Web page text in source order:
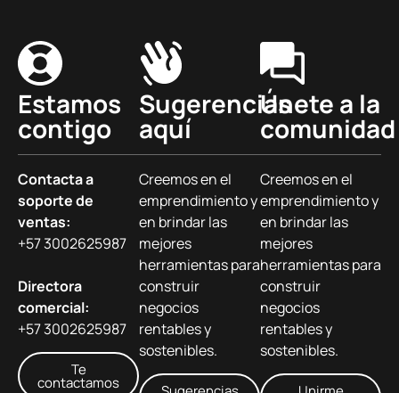
Estamos
contigo
Contacta a
soporte de
ventas:
+57 3002625987
Directora
comercial:
+57 3002625987
Te
contactamos
Sugerencias
aquí
Creemos en el
emprendimiento y
en brindar las
mejores
herramientas para
construir
negocios
rentables y
sostenibles.
Únete a la
comunidad
Creemos en el
emprendimiento y
en brindar las
mejores
herramientas para
construir
negocios
rentables y
sostenibles.